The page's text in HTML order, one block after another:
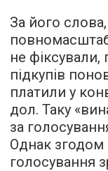
За його
не фіксували,
підкупів
платили у
дол. Таку
за
Однак згодом
голосування